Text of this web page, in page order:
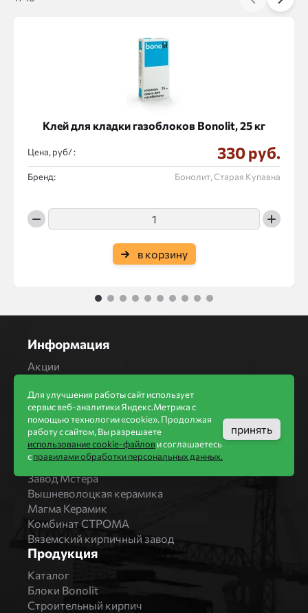
Клей для кладки газоблоков Bonolit, 25 кг
Цена, руб/ : 330 руб.
Бренд: Бонолит, Старая Купавна
в корзину
1 2 3 4 5 6 7 8 9 10
Информация
Акции
Новости
Статьи
Производители
Бренды
Bonolit
Завод Мстера
Вышневолоцкая керамика
Магма Керамик
Комбинат СТРОМА
Вяземский кирпичный завод
Продукция
Каталог
Блоки Bonolit
Строительный кирпич
Для улучшения работы сайт использует
сервис веб-аналитики Яндекс.Метрика с
помощью технологии «cookie». Продолжая
работу с сайтом, Вы разрешаете
использование cookie-файлови соглашаетесь
справилами обработки персональных данных.
принять